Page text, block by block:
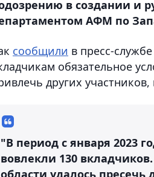
в создании и
АФМ по
сообщили в пресс-
обязательное
других
"В период с января 2023
вовлекли 130
области удалось